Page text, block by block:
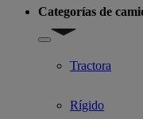
Categorías de
Show submenu for
Tractora
Rígido